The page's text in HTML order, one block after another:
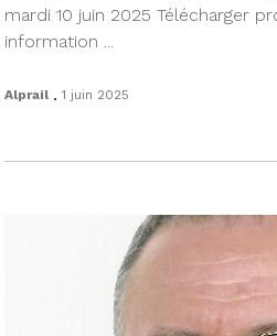
mardi 10 juin 2025 Télécharger
information ...
Alprail . 1 juin 2025